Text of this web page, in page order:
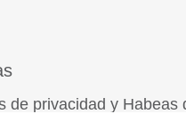
de privacidad y Habeas